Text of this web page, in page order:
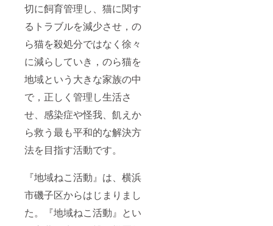
切に飼育管理し、猫に関す
るトラブルを減少させ，の
ら猫を殺処分ではなく徐々
に減らしていき，のら猫を
地域という大きな家族の中
で，正しく管理し生活さ
せ、感染症や怪我、飢えか
ら救う最も平和的な解決方
法を目指す活動です。
『地域ねこ活動』は、横浜
市磯子区からはじまりまし
た。『地域ねこ活動』とい